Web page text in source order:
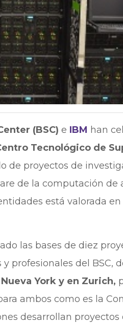
(BSC) e IBM han
Tecnológico de
de proyectos de
de la computación de
está valorada
las bases de diez
profesionales del BSC,
York y en Zurich,
ambos como es la
desarrollan proyectos